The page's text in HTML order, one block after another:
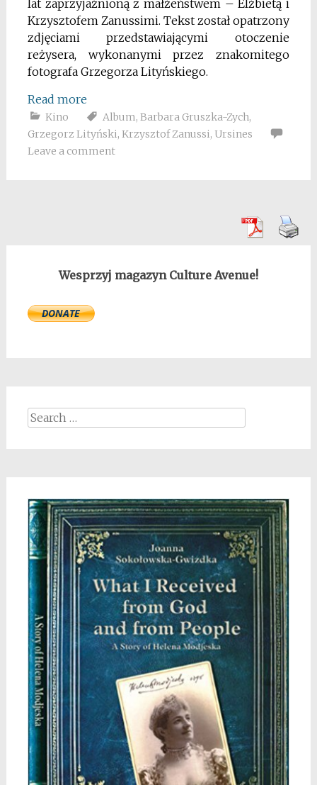
lat zaprzyjaźnioną z małżeństwem – Elżbietą i
Krzysztofem Zanussimi. Tekst został opatrzony
zdjęciami przedstawiającymi otoczenie
reżysera, wykonanymi przez znakomitego
fotografa Grzegorza Lityńskiego.
Read more
Kino Album, Barbara Gruszka-Zych,
Grzegorz Lityński, Krzysztof Zanussi, Ursines
Leave a comment
Wesprzyj magazyn Culture Avenue!
Search